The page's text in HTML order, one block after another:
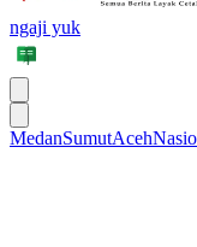
ngaji yuk
MedanSumutAceh